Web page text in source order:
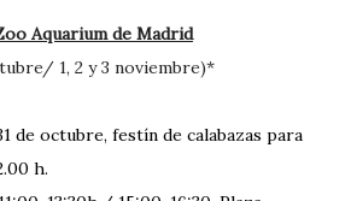
Aquarium de Madrid
1, 2 y 3 noviembre)*
de octubre, festín de calabazas para
h.